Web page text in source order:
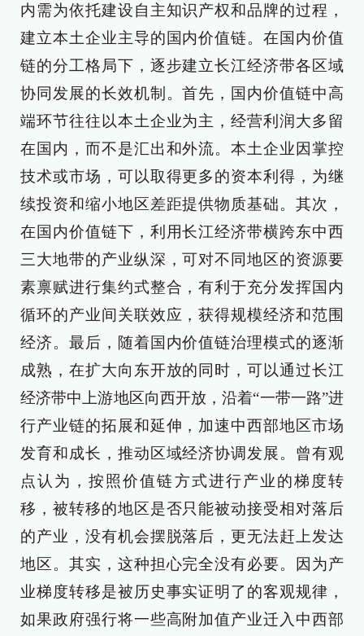
内需为依托建设自主知识产权和品牌的过程，
建立本土企业主导的国内价值链。在国内价值
链的分工格局下，逐步建立长江经济带各区域
协同发展的长效机制。首先，国内价值链中高
端环节往往以本土企业为主，经营利润大多留
在国内，而不是汇出和外流。本土企业因掌控
技术或市场，可以取得更多的资本利得，为继
续投资和缩小地区差距提供物质基础。其次，
在国内价值链下，利用长江经济带横跨东中西
三大地带的产业纵深，可对不同地区的资源要
素禀赋进行集约式整合，有利于充分发挥国内
循环的产业间关联效应，获得规模经济和范围
经济。最后，随着国内价值链治理模式的逐渐
成熟，在扩大向东开放的同时，可以通过长江
经济带中上游地区向西开放，沿着“一带一路”进
行产业链的拓展和延伸，加速中西部地区市场
发育和成长，推动区域经济协调发展。曾有观
点认为，按照价值链方式进行产业的梯度转
移，被转移的地区是否只能被动接受相对落后
的产业，没有机会摆脱落后，更无法赶上发达
地区。其实，这种担心完全没有必要。因为产
业梯度转移是被历史事实证明了的客观规律，
如果政府强行将一些高附加值产业迁入中西部